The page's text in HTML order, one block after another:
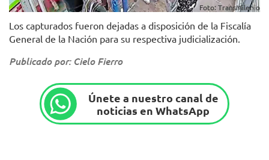
Foto: TransMilenio
Los capturados fueron dejadas a disposición de la Fiscalía
General de la Nación para su respectiva judicialización.
Publicado por: Cielo Fierro
Únete a nuestro canal de
noticias en WhatsApp